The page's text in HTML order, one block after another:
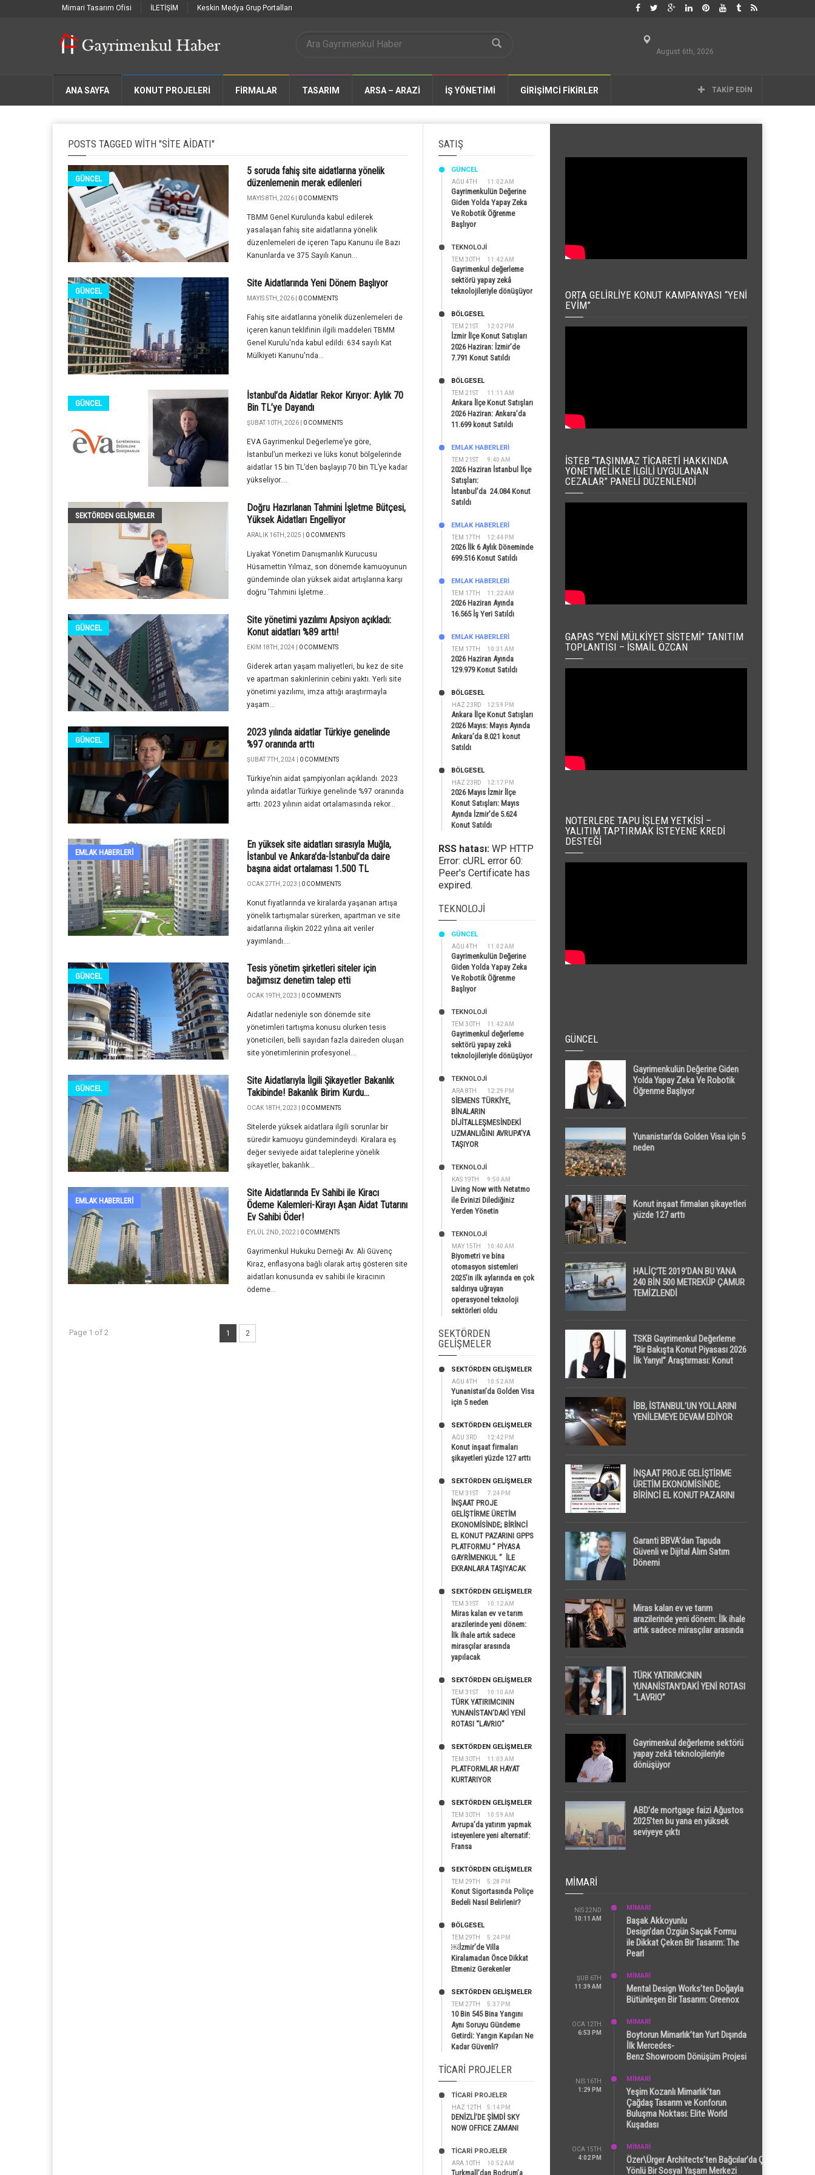
Mimari Tasarım Ofisi İLETİŞİM Keskin Medya Grup Portalları
August 6th, 2026
ANA SAYFA KONUT PROJELERİ FIRMALAR TASARIM ARSA – ARAZİ İŞ YÖNETİMİ GİRİŞİMCİ FİKİRLER TAKIP EDIN
POSTS TAGGED WITH "SITE AIDATI"
GÜNCEL
5 soruda fahiş site aidatlarına yönelik
düzenlemenin merak edilenleri
MAYIS 8TH, 2026 | 0 COMMENTS
TBMM Genel Kurulunda kabul edilerek
yasalaşan fahiş site aidatlarına yönelik
düzenlemeleri de içeren Tapu Kanunu ile Bazı
Kanunlarda ve 375 Sayılı Kanun...
GÜNCEL
Site Aidatlarında Yeni Dönem Başlıyor
MAYIS 5TH, 2026 | 0 COMMENTS
Fahiş site aidatlarına yönelik düzenlemeleri de
içeren kanun teklifinin ilgili maddeleri TBMM
Genel Kurulu'nda kabul edildi. 634 sayılı Kat
Mülkiyeti Kanunu'nda...
GÜNCEL
İstanbul’da Aidatlar Rekor Kırıyor: Aylık 70
Bin TL’ye Dayandı
ŞUBAT 10TH, 2026 | 0 COMMENTS
EVA Gayrimenkul Değerleme’ye göre,
İstanbul’un merkezi ve lüks konut bölgelerinde
aidatlar 15 bin TL’den başlayıp 70 bin TL’ye kadar
yükseliyor....
SEKTÖRDEN GELIŞMELER
Doğru Hazırlanan Tahmini İşletme Bütçesi,
Yüksek Aidatları Engelliyor
ARALIK 16TH, 2025 | 0 COMMENTS
Liyakat Yönetim Danışmanlık Kurucusu
Hüsamettin Yılmaz, son dönemde kamuoyunun
gündeminde olan yüksek aidat artışlarına karşı
doğru 'Tahmini İşletme...
GÜNCEL
Site yönetimi yazılımı Apsiyon açıkladı:
Konut aidatları %89 arttı!
EKIM 18TH, 2024 | 0 COMMENTS
Giderek artan yaşam maliyetleri, bu kez de site
ve apartman sakinlerinin cebini yaktı. Yerli site
yönetimi yazılımı, imza attığı araştırmayla
yaşam...
GÜNCEL
2023 yılında aidatlar Türkiye genelinde
%97 oranında arttı
ŞUBAT 7TH, 2024 | 0 COMMENTS
Türkiye’nin aidat şampiyonları açıklandı. 2023
yılında aidatlar Türkiye genelinde %97 oranında
arttı. 2023 yılının aidat ortalamasında rekor...
EMLAK HABERLERI
En yüksek site aidatları sırasıyla Muğla,
İstanbul ve Ankara'da-İstanbul’da daire
başına aidat ortalaması 1.500 TL
OCAK 27TH, 2023 | 0 COMMENTS
Konut fiyatlarında ve kiralarda yaşanan artışa
yönelik tartışmalar sürerken, apartman ve site
aidatlarına ilişkin 2022 yılına ait veriler
yayımlandı....
GÜNCEL
Tesis yönetim şirketleri siteler için
bağımsız denetim talep etti
OCAK 19TH, 2023 | 0 COMMENTS
Aidatlar nedeniyle son dönemde site
yönetimleri tartışma konusu olurken tesis
yöneticileri, belli sayıdan fazla daireden oluşan
site yönetimlerinin profesyonel...
GÜNCEL
Site Aidatlarıyla İlgili Şikayetler Bakanlık
Takibinde! Bakanlık Birim Kurdu...
OCAK 18TH, 2023 | 0 COMMENTS
Sitelerde yüksek aidatlara ilgili sorunlar bir
süredir kamuoyu gündemindeydi. Kiralara eş
değer seviyede aidat taleplerine yönelik
şikayetler, bakanlık...
EMLAK HABERLERI
Site Aidatlarında Ev Sahibi ile Kiracı
Ödeme Kalemleri-Kirayı Aşan Aidat Tutarını
Ev Sahibi Öder!
EYLÜL 2ND, 2022 | 0 COMMENTS
Gayrimenkul Hukuku Derneği Av. Ali Güvenç
Kiraz, enflasyona bağlı olarak artış gösteren site
aidatları konusunda ev sahibi ile kiracının
ödeme...
Page 1 of 2 1 2
SATIŞ
AĞU 4TH 11:02 AM
GÜNCEL
Gayrimenkulün Değerine
Giden Yolda Yapay Zeka
Ve Robotik Öğrenme
Başlıyor
TEM 30TH 11:42 AM
TEKNOLOJİ
Gayrimenkul değerleme
sektörü yapay zekâ
teknolojileriyle dönüşüyor
TEM 21ST 12:02 PM
BÖLGESEL
İzmir İlçe Konut Satışları
2026 Haziran: İzmir’de
7.791 Konut Satıldı
TEM 21ST 11:11 AM
BÖLGESEL
Ankara İlçe Konut Satışları
2026 Haziran: Ankara’da
11.699 konut Satıldı
TEM 21ST 9:40 AM
EMLAK HABERLERI
2026 Haziran İstanbul İlçe
Satışları:
İstanbul’da 24.084 Konut
Satıldı
TEM 17TH 12:44 PM
EMLAK HABERLERI
2026 İlk 6 Aylık Döneminde
699.516 Konut Satıldı
TEM 17TH 11:22 AM
EMLAK HABERLERI
2026 Haziran Ayında
16.565 İş Yeri Satıldı
TEM 17TH 10:31 AM
EMLAK HABERLERI
2026 Haziran Ayında
129.979 Konut Satıldı
HAZ 23RD 12:59 PM
BÖLGESEL
Ankara İlçe Konut Satışları
2026 Mayıs: Mayıs Ayında
Ankara’da 8.021 konut
Satıldı
HAZ 23RD 12:17 PM
BÖLGESEL
2026 Mayıs İzmir İlçe
Konut Satışları: Mayıs
Ayında İzmir’de 5.624
Konut Satıldı
RSS hatası: WP HTTP
Error: cURL error 60:
Peer's Certificate has
expired.
TEKNOLOJI
AĞU 4TH 11:02 AM
GÜNCEL
Gayrimenkulün Değerine
Giden Yolda Yapay Zeka
Ve Robotik Öğrenme
Başlıyor
TEM 30TH 11:42 AM
TEKNOLOJİ
Gayrimenkul değerleme
sektörü yapay zekâ
teknolojileriyle dönüşüyor
ARA 8TH 12:29 PM
TEKNOLOJİ
SİEMENS TÜRKİYE,
BİNALARIN
DİJİTALLEŞMESİNDEKİ
UZMANLIĞINI AVRUPA’YA
TAŞIYOR
KAS 19TH 9:50 AM
TEKNOLOJİ
Living Now with Netatmo
ile Evinizi Dilediğiniz
Yerden Yönetin
MAY 15TH 10:40 AM
TEKNOLOJİ
Biyometri ve bina
otomasyon sistemleri
2025’in ilk aylarında en çok
saldırıya uğrayan
operasyonel teknoloji
sektörleri oldu
SEKTÖRDEN
GELIŞMELER
AĞU 4TH 10:52 AM
SEKTÖRDEN GELIŞMELER
Yunanistan’da Golden Visa
için 5 neden
AĞU 3RD 12:42 PM
SEKTÖRDEN GELIŞMELER
Konut inşaat firmaları
şikayetleri yüzde 127 arttı
TEM 31ST 7:24 PM
SEKTÖRDEN GELIŞMELER
İNŞAAT PROJE
GELİŞTİRME ÜRETİM
EKONOMİSİNDE; BİRİNCİ
EL KONUT PAZARINI GPPS
PLATFORMU ” PİYASA
GAYRİMENKUL ” İLE
EKRANLARA TAŞIYACAK
TEM 31ST 10:12 AM
SEKTÖRDEN GELIŞMELER
Miras kalan ev ve tarım
arazilerinde yeni dönem:
İlk ihale artık sadece
mirasçılar arasında
yapılacak
TEM 31ST 10:10 AM
SEKTÖRDEN GELIŞMELER
TÜRK YATIRIMCININ
YUNANİSTAN’DAKİ YENİ
ROTASI “LAVRIO”
TEM 30TH 11:03 AM
SEKTÖRDEN GELIŞMELER
PLATFORMLAR HAYAT
KURTARIYOR
TEM 30TH 10:59 AM
SEKTÖRDEN GELIŞMELER
Avrupa’da yatırım yapmak
isteyenlere yeni alternatif:
Fransa
TEM 29TH 5:28 PM
SEKTÖRDEN GELIŞMELER
Konut Sigortasında Poliçe
Bedeli Nasıl Belirlenir?
TEM 29TH 5:24 PM
BÖLGESEL
￼İzmir’de Villa
Kiralamadan Önce Dikkat
Etmeniz Gerekenler
TEM 27TH 5:37 PM
SEKTÖRDEN GELIŞMELER
10 Bin 545 Bina Yangını
Aynı Soruyu Gündeme
Getirdi: Yangın Kapıları Ne
Kadar Güvenli?
TICARI PROJELER
HAZ 12TH 5:14 PM
TİCARİ PROJELER
DENİZLİ’DE ŞİMDİ SKY
NOW OFFICE ZAMANI
ARA 10TH 10:52 AM
TİCARİ PROJELER
Turkmall’dan Bodrum’a
ORTA GELIRLIYE KONUT KAMPANYASI “YENI
EVIM”
İSTEB “TAŞINMAZ TICARETI HAKKINDA
YÖNETMELIKLE İLGILI UYGULANAN
CEZALAR” PANELI DÜZENLENDI
GAPAS “YENI MÜLKIYET SISTEMI” TANITIM
TOPLANTISI – İSMAIL ÖZCAN
NOTERLERE TAPU İŞLEM YETKISI –
YALITIM TAPTIRMAK İSTEYENE KREDI
DESTEĞI
GÜNCEL
Gayrimenkulün Değerine Giden
Yolda Yapay Zeka Ve Robotik
Öğrenme Başlıyor
Yunanistan’da Golden Visa için 5
neden
Konut inşaat firmaları şikayetleri
yüzde 127 arttı
HALİÇ’TE 2019’DAN BU YANA
240 BİN 500 METREKÜP ÇAMUR
TEMİZLENDİ
TSKB Gayrimenkul Değerleme
“Bir Bakışta Konut Piyasası 2026
İlk Yarıyıl” Araştırması: Konut
Dikkat Çekti
İBB, İSTANBUL’UN YOLLARINI
YENİLEMEYE DEVAM EDİYOR
İNŞAAT PROJE GELİŞTİRME
ÜRETİM EKONOMİSİNDE;
BİRİNCİ EL KONUT PAZARINI
Garanti BBVA’dan Tapuda
Güvenli ve Dijital Alım Satım
Dönemi
Miras kalan ev ve tarım
arazilerinde yeni dönem: İlk ihale
artık sadece mirasçılar arasında
TÜRK YATIRIMCININ
YUNANİSTAN’DAKİ YENİ ROTASI
“LAVRIO”
Gayrimenkul değerleme sektörü
yapay zekâ teknolojileriyle
dönüşüyor
ABD’de mortgage faizi Ağustos
2025’ten bu yana en yüksek
seviyeye çıktı
MIMARI
NIS 22ND
10:11 AM
MİMARİ
Başak Akkoyunlu
Design’dan Özgün Saçak Formu
ile Dikkat Çeken Bir Tasarım: The
Pearl
ŞUB 6TH
11:39 AM
MİMARİ
Mental Design Works’ten Doğayla
Bütünleşen Bir Tasarım: Greenox
OCA 12TH
6:53 PM
MİMARİ
Boytorun Mimarlık’tan Yurt Dışında
İlk Mercedes-
Benz Showroom Dönüşüm Projesi
NIS 16TH
1:29 PM
MİMARİ
Yeşim Kozanlı Mimarlık’tan
Çağdaş Tasarım ve Konforun
Buluşma Noktası: Elite World
Kuşadası
OCA 15TH
4:02 PM
MİMARİ
Özer\Ürger Architects’ten Bağcılar’da Çok
Yönlü Bir Sosyal Yaşam Merkezi